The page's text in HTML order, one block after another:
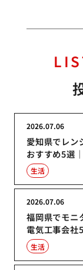
愛知県でレン
おすすめ5選
2026.07.06
生活
福岡県でモニ
電気工事会社
2026.07.06
生活